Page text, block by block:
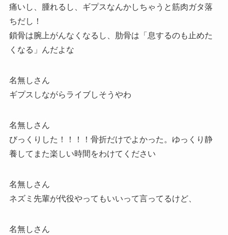
痛いし、腫れるし、ギプスなんかしちゃうと筋肉ガタ落
ちだし！
鎖骨は腕上がんなくなるし、肋骨は「息するのも止めた
くなる」んだよな
名無しさん
ギプスしながらライブしそうやわ
名無しさん
びっくりした！！！！骨折だけでよかった。ゆっくり静
養してまた楽しい時間をわけてください
名無しさん
ネズミ先輩が代役やってもいいって言ってるけど、
名無しさん